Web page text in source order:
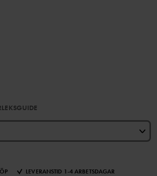
LEVERANSTID 1-4 ARBETSDAGAR